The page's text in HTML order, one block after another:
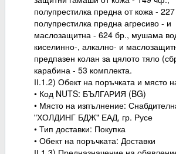
полупрестилка предна от кожа -
полупрестилка предна агресиво - и
маслозащитна - 624 бр., мушама
киселинно-, алкално- и
предпазен колан за цялото тяло
карабина - 53 комплекта.
ІІ.1.2) Обект на поръчката и място
• Код NUTS: БЪЛГАРИЯ (BG)
• Място на изпълнение:
"ХОЛДИНГ БДЖ" ЕАД, гр. Русе
• Тип доставки: Покупка
• Обект на поръчката: Доставки